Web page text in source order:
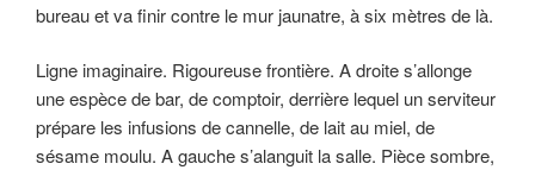
bureau et va finir contre le mur jaunatre, à six mètres de là.
Ligne imaginaire. Rigoureuse frontière. A droite s’allonge
une espèce de bar, de comptoir, derrière lequel un serviteur
prépare les infusions de cannelle, de lait au miel, de
sésame moulu. A gauche s’alanguit la salle. Pièce sombre,